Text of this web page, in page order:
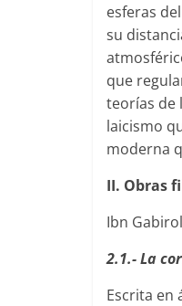
esferas
su
que
teorías de
laicismo
moderna
II. Obras
Ibn
2.1.- La
Escrita en